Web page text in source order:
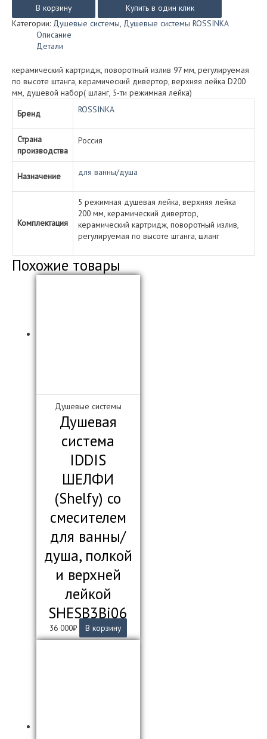
система
Rossinka
серия
для
ванны/
душа
S35-
46
В корзину
Купить в один клик
Категории: Душевые системы, Душевые системы ROSSINKA
Описание
Детали
керамический картридж, поворотный излив 97 мм, регулируемая
по высоте штанга, керамический дивертор, верхняя лейка D200
мм, душевой набор( шланг, 5-ти режимная лейка)
Бренд
ROSSINKA
Страна
производства
Россия
Назначение для ванны/душа
Комплектация
5 режимная душевая лейка, верхняя лейка
200 мм, керамический дивертор,
керамический картридж, поворотный излив,
регулируемая по высоте штанга, шланг
Похожие товары
Душевые системы
Душевая
система
IDDIS
ШЕЛФИ
(Shelfy) со
смесителем
для ванны/
душа, полкой
и верхней
лейкой
SHESB3Bi06
36 000₽ В корзину